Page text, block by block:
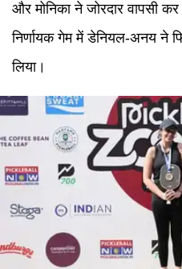
और मोनिका ने जोरदार वापसी
निर्णायक गेम में डेनियल-अनय ने
लिया।